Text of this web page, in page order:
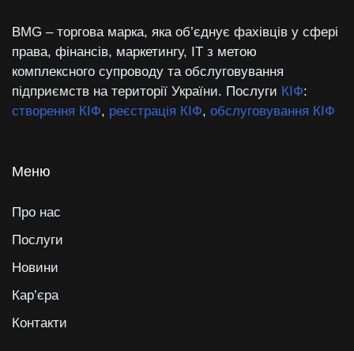
BMG – торгова марка, яка об’єднує фахівців у сфері
права, фінансів, маркетингу, IT з метою
комплексного супроводу та обслуговування
підприємств на території України. Послуги КІФ:
створення КІФ, реєстрація КІФ, обслуговування КІФ
Меню
Про нас
Послуги
Новини
Кар’єра
Контакти